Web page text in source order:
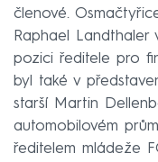
členové.
Raphael Landthaler
pozici ředitele pro
byl také v
starší Martin
automobilovém
ředitelem mládeže